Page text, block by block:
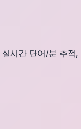
시간 단어/분 추